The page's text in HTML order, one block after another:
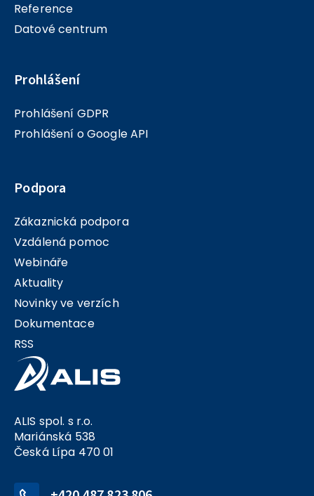
ALIS spol. s r.o.
Mariánská 538
Česká Lípa 470 01
Reference
Datové centrum
Prohlášení
Prohlášení GDPR
Prohlášení o Google API
Podpora
Zákaznická podpora
Vzdálená pomoc
Webináře
Aktuality
Novinky ve verzích
Dokumentace
RSS